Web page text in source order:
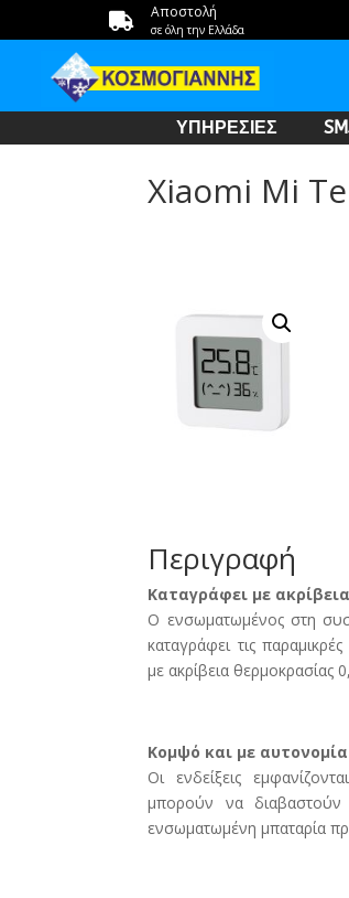
 Αποστολή
σε όλη την Ελλάδα
ΥΠΗΡΕΣΙΕΣ
Xiaomi Mi
Περιγραφή
Καταγράφει με ακρίβεια
Ο ενσωματωμένος στη
καταγράφει τις
με ακρίβεια θερμοκρασίας
Κομψό και με αυτονομία
Οι ενδείξεις
μπορούν να
ενσωματωμένη μπαταρία